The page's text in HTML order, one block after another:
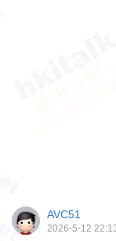
AVC51
2026-5-12